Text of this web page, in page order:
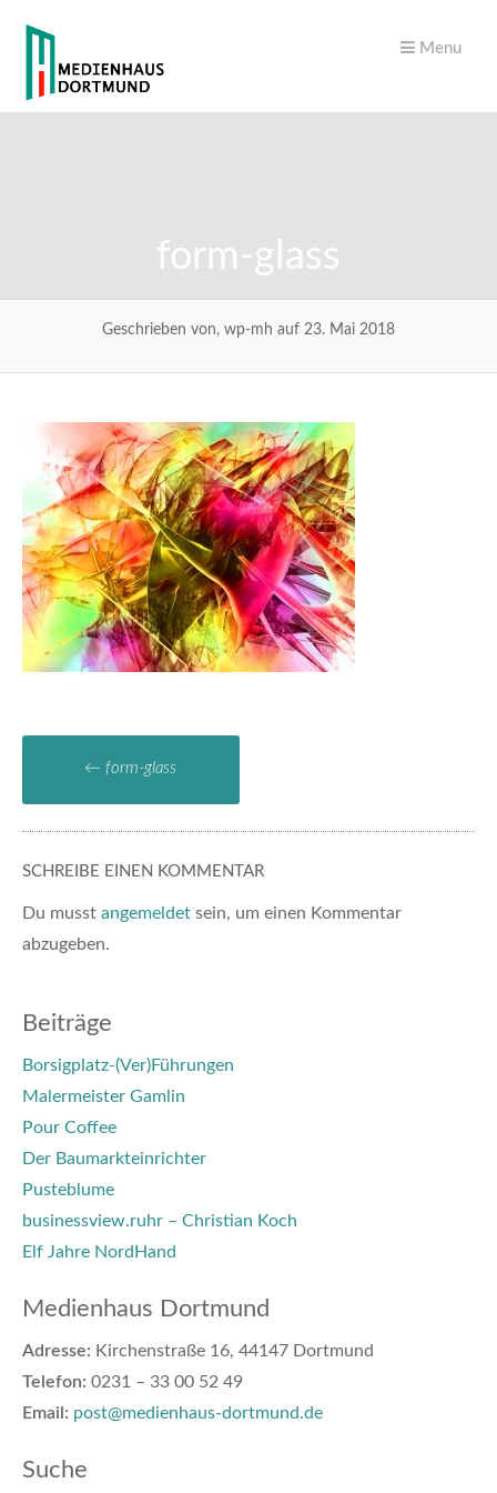
Menu
form-glass
Geschrieben von, wp-mh auf 23. Mai 2018
← form-glass
SCHREIBE EINEN KOMMENTAR
Du musst angemeldet sein, um einen Kommentar
abzugeben.
Beiträge
Borsigplatz-(Ver)Führungen
Malermeister Gamlin
Pour Coffee
Der Baumarkteinrichter
Pusteblume
businessview.ruhr – Christian Koch
Elf Jahre NordHand
Medienhaus Dortmund
Adresse: Kirchenstraße 16, 44147 Dortmund
Telefon: 0231 – 33 00 52 49
Email: post@medienhaus-dortmund.de
Suche